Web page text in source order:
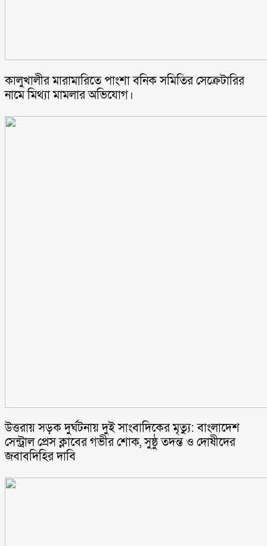
কালুখালীর মারামারিতে পাংশা বনিক সমিতির সেক্রেটারির
নামে মিথ্যা মামলার অভিযোগ।
উত্তরায় সড়ক দুর্ঘটনায় দুই সাংবাদিকের মৃত্যু: বাংলাদেশ
সেন্ট্রাল প্রেস ক্লাবের গভীর শোক, সুষ্ঠু তদন্ত ও দোষীদের
জবাবদিহির দাবি